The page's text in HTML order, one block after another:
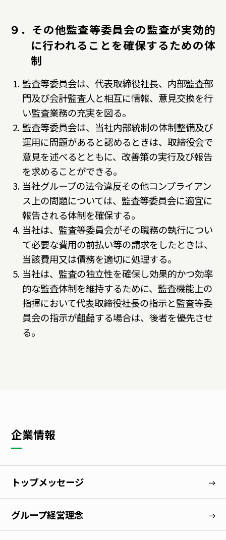
９．その他監査等委員会の監査が実効的
に行われることを確保するための体
制
監査等委員会は、代表取締役社長、内部監査部
門及び会計監査人と相互に情報、意見交換を行
い監査業務の充実を図る。
監査等委員会は、当社内部統制の体制整備及び
運用に問題があると認めるときは、取締役会で
意見を述べるとともに、改善策の実行及び報告
を求めることができる。
当社グループの法令違反その他コンプライアン
ス上の問題については、監査等委員会に適宜に
報告される体制を確保する。
当社は、監査等委員会がその職務の執行につい
て必要な費用の前払い等の請求をしたときは、
当該費用又は債務を適切に処理する。
当社は、監査の独立性を確保し効果的かつ効率
的な監査体制を維持するために、監査機能上の
指揮において代表取締役社長の指示と監査等委
員会の指示が齟齬する場合は、後者を優先させ
る。
企業情報
トップメッセージ
グループ経営理念